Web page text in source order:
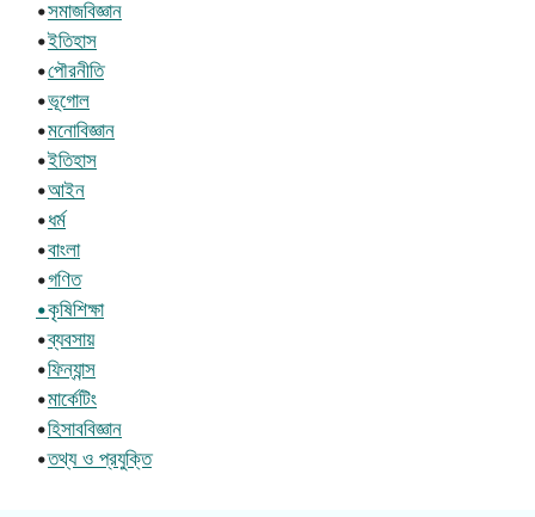
•সমাজবিজ্ঞান
•ইতিহাস
•পৌরনীতি
•ভূগোল
•মনোবিজ্ঞান
•ইতিহাস
•আইন
•ধর্ম
•বাংলা
•গণিত
•কৃষিশিক্ষা
•ব্যবসায়
•ফিন্যান্স
•মার্কেটিং
•হিসাববিজ্ঞান
•তথ্য ও প্রযুক্তি